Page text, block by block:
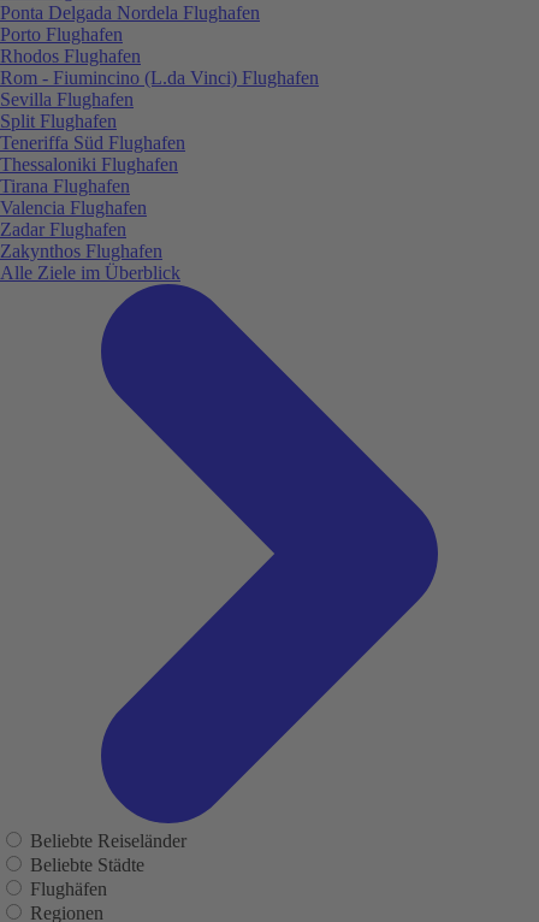
Ponta Delgada Nordela Flughafen
Porto Flughafen
Rhodos Flughafen
Rom - Fiumincino (L.da Vinci) Flughafen
Sevilla Flughafen
Split Flughafen
Teneriffa Süd Flughafen
Thessaloniki Flughafen
Tirana Flughafen
Valencia Flughafen
Zadar Flughafen
Zakynthos Flughafen
Alle Ziele im Überblick
Beliebte Reiseländer
Beliebte Städte
Flughäfen
Regionen